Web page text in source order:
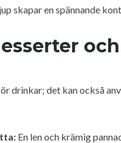
skapar en spännande
drinkar; det kan också
En len och krämig